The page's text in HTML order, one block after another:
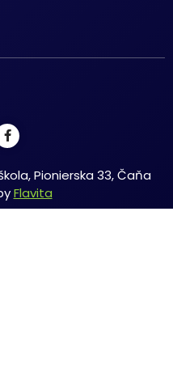
Pionierska 33, Čaňa
Flavita